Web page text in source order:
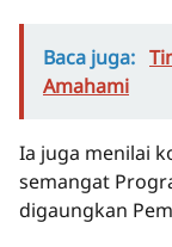
Baca juga:
Amahami
Ia juga menilai
semangat
digaungkan